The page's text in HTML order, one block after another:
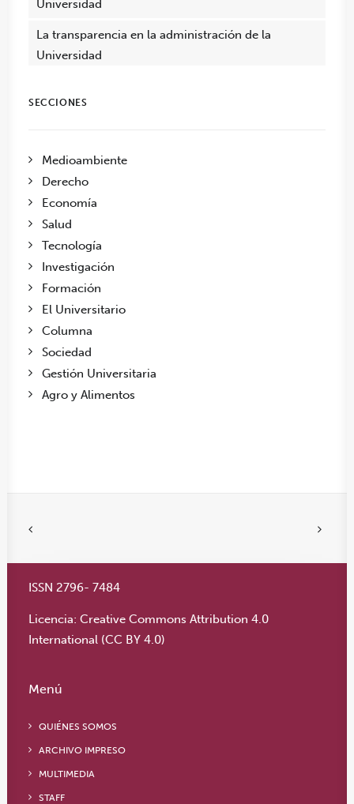
Universidad
La transparencia en la administración de la
Universidad
SECCIONES
Medioambiente
Derecho
Economía
Salud
Tecnología
Investigación
Formación
El Universitario
Columna
Sociedad
Gestión Universitaria
Agro y Alimentos
ISSN 2796- 7484
Licencia: Creative Commons Attribution 4.0
International (CC BY 4.0)
Menú
QUIÉNES SOMOS
ARCHIVO IMPRESO
MULTIMEDIA
STAFF